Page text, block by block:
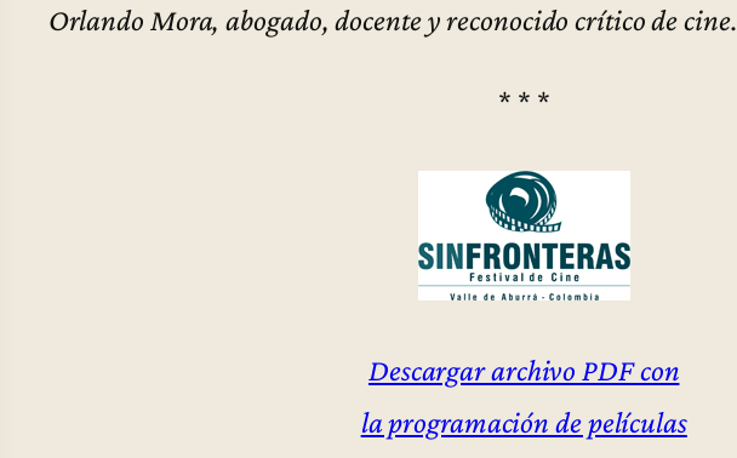
Orlando Mora, abogado, docente y reconocido crítico de cine.
* * *
Descargar archivo PDF con
la programación de películas